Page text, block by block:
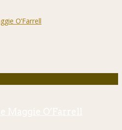
Maggie O’Farrell